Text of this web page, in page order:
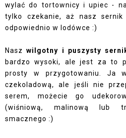
wylać do tortownicy i upiec -
tylko czekanie, aż nasz
odpowiednio w lodówce :)
Naszwilgotny i puszysty
bardzo wysoki, ale jest za to
prosty w przygotowaniu. Ja
czekoladową, ale jeśli nie
serem, możecie go
(wiśniową, malinową lub
smacznego :)